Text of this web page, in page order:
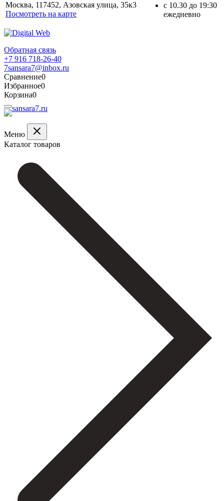
Москва, 117452, Азовская улица, 35к3
Посмотреть на карте
с 10.30 до 19:30
ежедневно
Обратная связь
+7 916 718-26-40
7sansara7@inbox.ru
Сравнение0
Избранное0
Корзина0
Меню
Каталог товаров